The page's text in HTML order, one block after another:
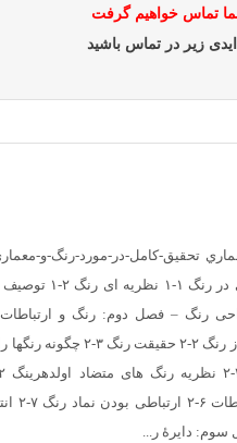
تماس خواهیم گرفت
ایدی زیر در تماس باشید
تحقیق-کامل-در-مورد-رنگ-و-
مقدمه – فصل اول: سیری در رنگ ۱-۱
پیشینه مطالعه و استفاده از رنگ ۲-۲ حقیقت رنگ ۳-۲
نظریه ثبات
سوم: دایرۀ ر...